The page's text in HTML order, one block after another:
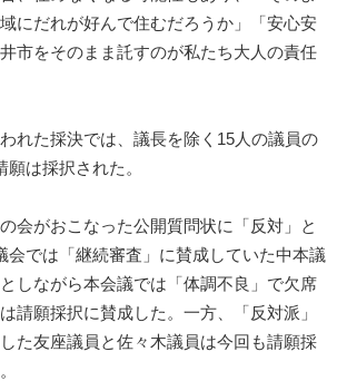
にだれが好んで住むだろうか」「安心安
市をそのまま託すのが私たち大人の責任
れた採決では、議長を除く15人の議員の
は採択された。
会がおこなった公開質問状に「反対」と
会では「継続審査」に賛成していた中本議
しながら本会議では「体調不良」で欠席
請願採択に賛成した。一方、「反対派」
た友座議員と佐々木議員は今回も請願採